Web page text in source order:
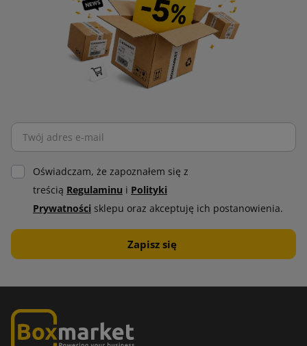
Oświadczam, że zapoznałem się z
treścią Regulaminu i Polityki
Prywatności sklepu oraz akceptuję ich postanowienia.